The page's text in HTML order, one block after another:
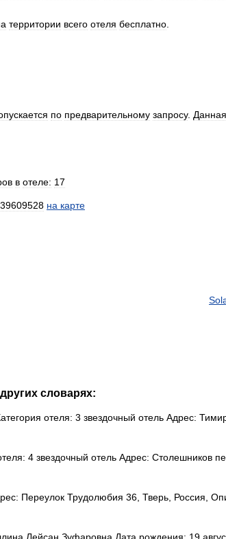
территории всего отеля бесплатно
по предварительному запросу. Данная
в отеле: 17
на карте
словарях:
отеля: 3 звездочный отель Адрес:
4 звездочный отель Адрес: Столешников
Переулок Трудолюбия 36, Тверь, Россия,